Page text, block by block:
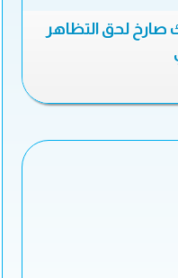
صارخ لحق التظاهر